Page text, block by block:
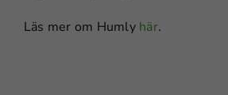
Läs mer om Humly här.